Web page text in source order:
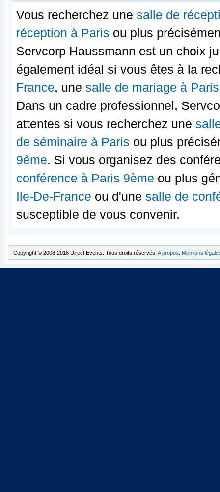
Vous recherchez une salle de
réception à Paris ou plus
Servcorp Haussmann est un choix
également idéal si vous êtes à la
France, une salle de mariage à Paris
Dans un cadre professionnel,
attentes si vous recherchez une
de séminaire à Paris ou plus
9ème. Si vous organisez des
conférence à Paris 9ème ou plus
Ile-De-France ou d'une salle de
susceptible de vous convenir.
Copyright © 2008-2018 Direct Events. Tous droits réservés. A propos Mentions